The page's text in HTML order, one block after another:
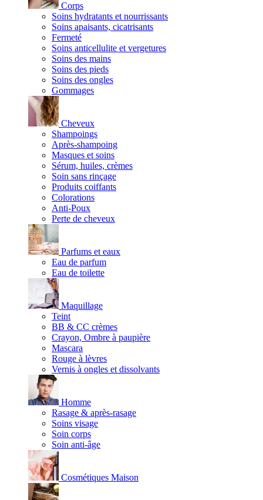
Corps
Soins hydratants et nourrissants
Soins apaisants, cicatrisants
Fermeté
Soins anticellulite et vergetures
Soins des mains
Soins des pieds
Soins des ongles
Gommages
Cheveux
Shampoings
Après-shampoing
Masques et soins
Sérum, huiles, crèmes
Soin sans rinçage
Produits coiffants
Colorations
Anti-Poux
Perte de cheveux
Parfums et eaux
Eau de parfum
Eau de toilette
Maquillage
Teint
BB & CC crèmes
Crayon, Ombre à paupière
Mascara
Rouge à lèvres
Vernis à ongles et dissolvants
Homme
Rasage & après-rasage
Soins visage
Soin corps
Soin anti-âge
Cosmétiques Maison